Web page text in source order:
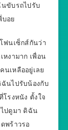
ขับรถไปรับ
อย
ฟนเซ็กส์กันว่า
หงามาก เพื่อน
เหลืออยู่เลย
นไปรับน้องกับ
รงหนัง ตั้งใจ
ไปดูมา ดิฉัน
พร้าวรอ